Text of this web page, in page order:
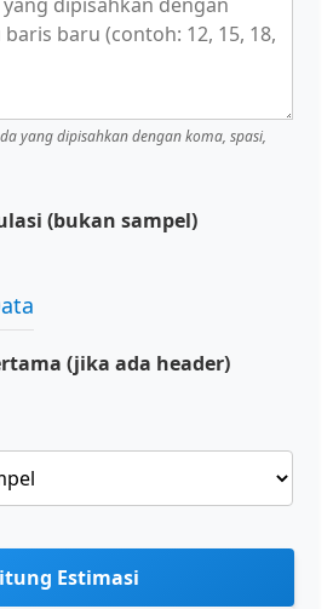
yang dipisahkan dengan koma, spasi,
(bukan sampel)
(jika ada header)
Estimasi